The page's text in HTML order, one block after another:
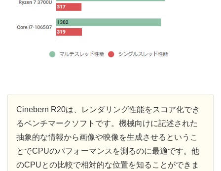
Cinebern R20は、レンダリング性能をスコア化でき
るベンチマークソフトです。機械向けに記述された
抽象的な情報から画像や映像を生成させるというこ
とでCPUのパフォーマンスを測るのに最適です。他
のCPUとの比較で相対的な位置を知ることができま